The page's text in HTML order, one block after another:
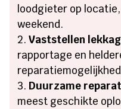
loodgieter op
weekend.
Vaststellen
rapportage en
Duurzame
meest geschikte